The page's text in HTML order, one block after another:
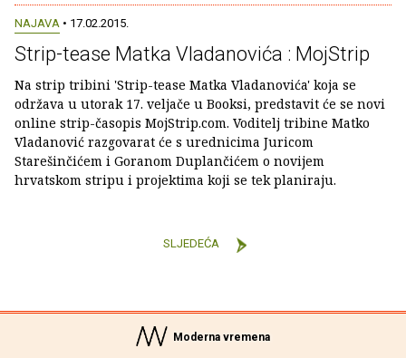
NAJAVA • 17.02.2015.
Strip-tease Matka Vladanovića : MojStrip
Na strip tribini 'Strip-tease Matka Vladanovića' koja se
održava u utorak 17. veljače u Booksi, predstavit će se novi
online strip-časopis MojStrip.com. Voditelj tribine Matko
Vladanović razgovarat će s urednicima Juricom
Starešinčićem i Goranom Duplančićem o novijem
hrvatskom stripu i projektima koji se tek planiraju.
SLJEDEĆA
Moderna vremena